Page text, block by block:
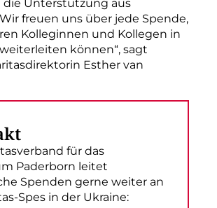
Unterstützung aus
freuen uns über jede Spende,
Kolleginnen und Kollegen in
können“, sagt
Esther van
für das
Paderborn leitet
Spenden gerne weiter an
Spes in der Ukraine: